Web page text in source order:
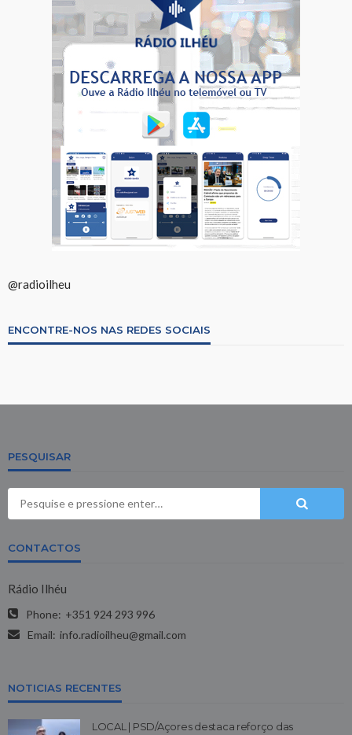
@radioilheu
ENCONTRE-NOS NAS REDES SOCIAIS
PESQUISAR
CONTACTOS
Rádio Ilhéu
Phone: +351 924 293 996
Email: info.radioilheu@gmail.com
NOTICIAS RECENTES
LOCAL | PSD/Açores destaca reforço das